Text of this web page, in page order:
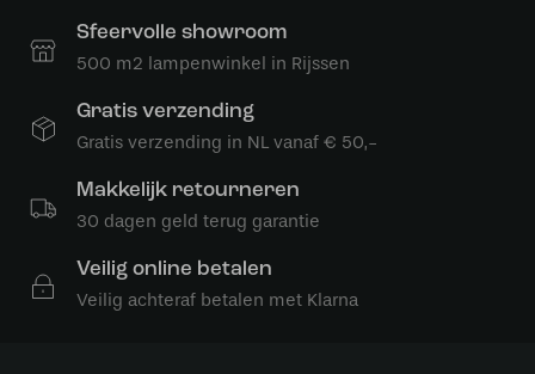
Sfeervolle showroom
500 m2 lampenwinkel in Rijssen
Gratis verzending
Gratis verzending in NL vanaf € 50,-
Makkelijk retourneren
30 dagen geld terug garantie
Veilig online betalen
Veilig achteraf betalen met Klarna